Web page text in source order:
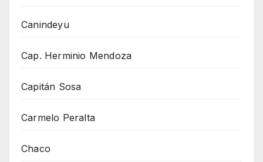
Canindeyu
Cap. Herminio Mendoza
Capitán Sosa
Carmelo Peralta
Chaco